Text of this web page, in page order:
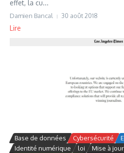
effet, la cu...
Damien Bancal 30 août 2018
Lire
Base de données Cybersécurité
Identité numérique
loi Mise à jour